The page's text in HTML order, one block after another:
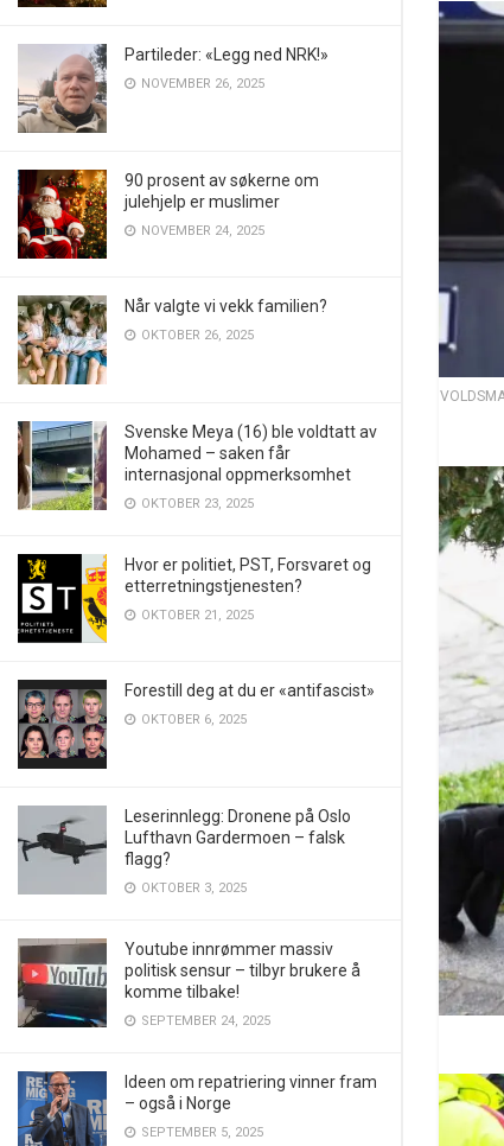
Partileder: «Legg ned NRK!»
NOVEMBER 26, 2025
90 prosent av søkerne om
julehjelp er muslimer
NOVEMBER 24, 2025
Når valgte vi vekk familien?
OKTOBER 26, 2025
Svenske Meya (16) ble voldtatt av
Mohamed – saken får
internasjonal oppmerksomhet
OKTOBER 23, 2025
Hvor er politiet, PST, Forsvaret og
etterretningstjenesten?
OKTOBER 21, 2025
Forestill deg at du er «antifascist»
OKTOBER 6, 2025
Leserinnlegg: Dronene på Oslo
Lufthavn Gardermoen – falsk
flagg?
OKTOBER 3, 2025
Youtube innrømmer massiv
politisk sensur – tilbyr brukere å
komme tilbake!
SEPTEMBER 24, 2025
Ideen om repatriering vinner fram
– også i Norge
SEPTEMBER 5, 2025